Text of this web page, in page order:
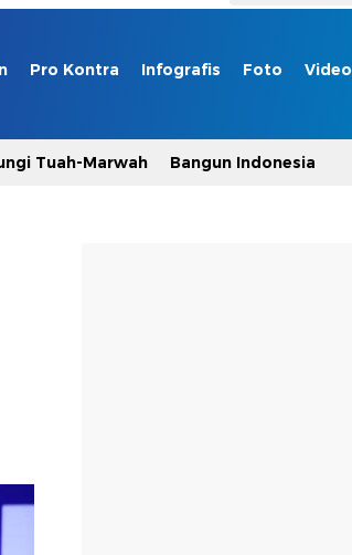
Pro Kontra Infografis Foto Video
Tuah-Marwah Bangun Indonesia